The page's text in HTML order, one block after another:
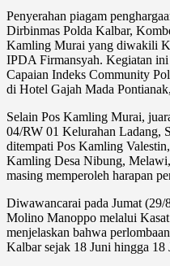
Penyerahan piagam
Dirbinmas Polda Kalbar,
Kamling Murai yang diwakili
IPDA Firmansyah. Kegiatan ini
Capaian Indeks Community
di Hotel Gajah Mada
Selain Pos Kamling Murai,
04/RW 01 Kelurahan Ladang,
ditempati Pos Kamling
Kamling Desa Nibung,
masing memperoleh harapan
Diwawancarai pada Jumat
Molino Manoppo melalui
menjelaskan bahwa
Kalbar sejak 18 Juni hingga 18